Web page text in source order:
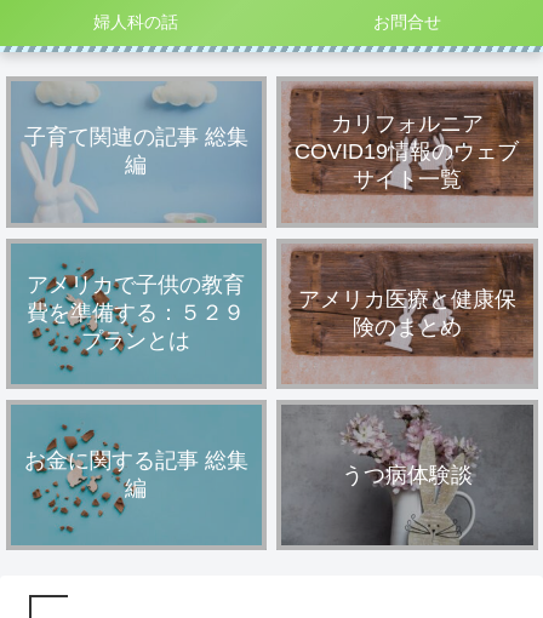
婦人科の話 お問合せ
子育て関連の記事 総集
編
カリフォルニア
COVID19情報のウェブ
サイト一覧
アメリカで子供の教育
費を準備する：５２９
プランとは
アメリカ医療と健康保
険のまとめ
お金に関する記事 総集
編
うつ病体験談